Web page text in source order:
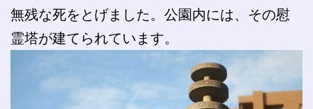
無残な死をとげました。公園内には、その慰
霊塔が建てられています。